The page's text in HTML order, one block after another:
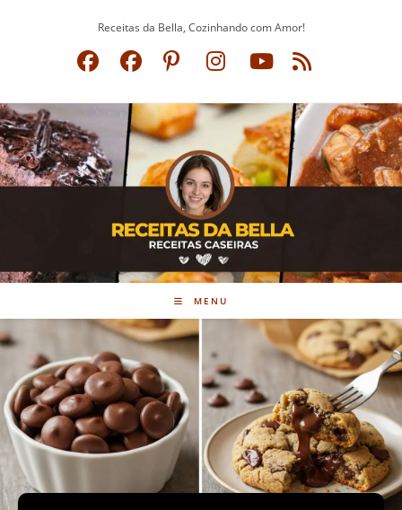
Receitas da Bella, Cozinhando com Amor!
MENU